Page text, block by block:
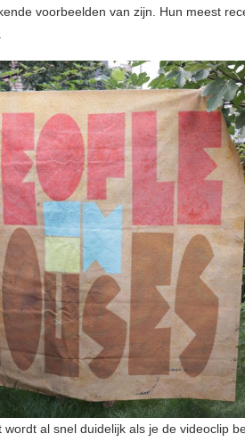
voorbeelden van zijn. Hun meest
.
wordt al snel duidelijk als je de videoclip